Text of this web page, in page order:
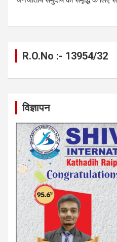
R.O.No :- 13954/32
विज्ञापन